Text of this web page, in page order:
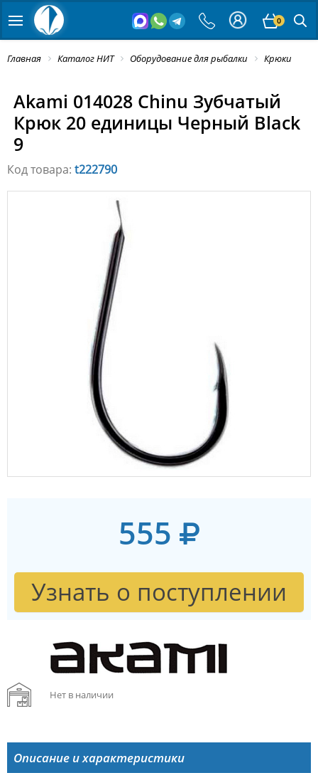
0
Главная Каталог НИТ Оборудование для рыбалки Крюки
Akami 014028 Chinu Зубчатый
Крюк 20 единицы Черный Black
9
Код товара: t222790
555
Узнать о поступлении
Нет в наличии
Описание и характеристики